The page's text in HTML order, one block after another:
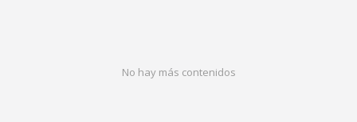
No hay más contenidos